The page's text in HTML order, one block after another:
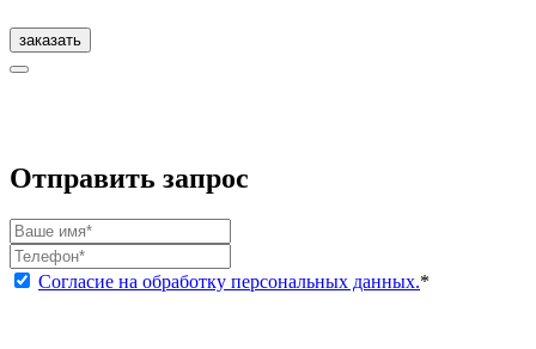
заказать
Отправить запрос
Согласие на обработку персональных данных.*